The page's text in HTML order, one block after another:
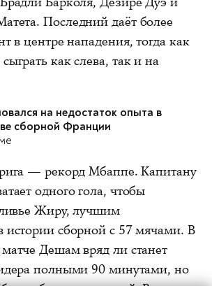
Последний даёт более
в центре нападения, тогда как
как слева, так и на
на недостаток опыта в
сборной Франции
— рекорд Мбаппе. Капитану
одного гола, чтобы
Жиру, лучшим
истории сборной с 57 мячами. В
Дешам вряд ли станет
полными 90 минутами, но